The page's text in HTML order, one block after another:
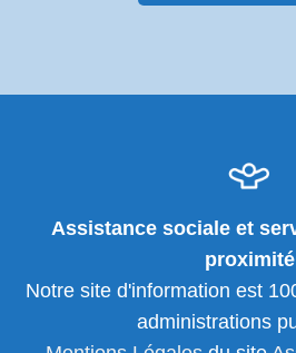
Assistance sociale et
proximité
Notre site d'information est
administrations